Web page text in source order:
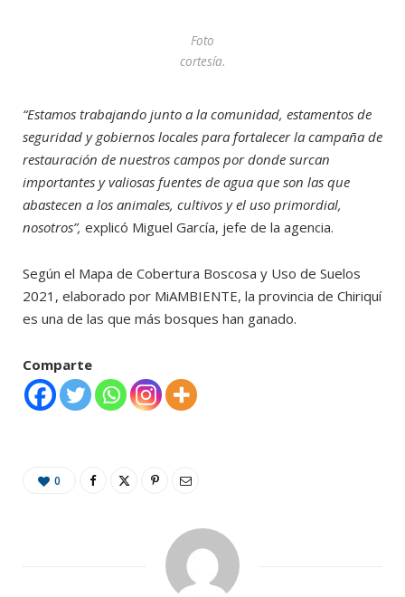
Foto
cortesía.
“Estamos trabajando junto a la comunidad, estamentos de
seguridad y gobiernos locales para fortalecer la campaña de
restauración de nuestros campos por donde surcan
importantes y valiosas fuentes de agua que son las que
abastecen a los animales, cultivos y el uso primordial,
nosotros”, explicó Miguel García, jefe de la agencia.
Según el Mapa de Cobertura Boscosa y Uso de Suelos
2021, elaborado por MiAMBIENTE, la provincia de Chiriquí
es una de las que más bosques han ganado.
Comparte
0